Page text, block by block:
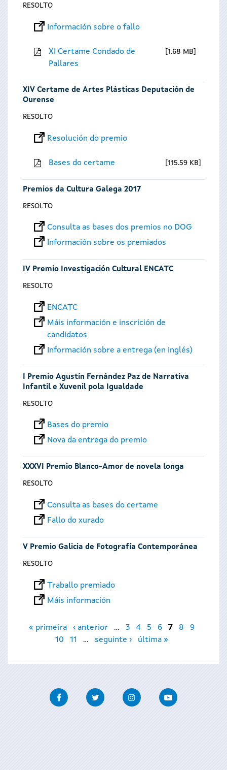
RESOLTO
Información sobre o fallo
XI Certame Condado de
Pallares
1.68 MB
XIV Certame de Artes Plásticas Deputación de
Ourense
RESOLTO
Resolución do premio
Bases do certame 115.59 KB
Premios da Cultura Galega 2017
RESOLTO
Consulta as bases dos premios no DOG
Información sobre os premiados
IV Premio Investigación Cultural ENCATC
RESOLTO
ENCATC
Máis información e inscrición de
candidatos
Información sobre a entrega (en inglés)
I Premio Agustín Fernández Paz de Narrativa
Infantil e Xuvenil pola Igualdade
RESOLTO
Bases do premio
Nova da entrega do premio
XXXVI Premio Blanco-Amor de novela longa
RESOLTO
Consulta as bases do certame
Fallo do xurado
V Premio Galicia de Fotografía Contemporánea
RESOLTO
Traballo premiado
Máis información
Páxinas
« primeira ‹ anterior … 3 4 5 6 7 8
9
10
11 … seguinte › última »
FacebookTwitter InstagramYoutube